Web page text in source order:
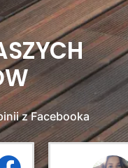
z Facebooka